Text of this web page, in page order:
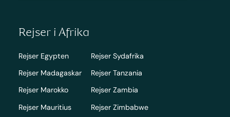
Rejser i Afrika
Rejser Egypten
Rejser Madagaskar
Rejser Marokko
Rejser Mauritius
Rejser Sydafrika
Rejser Tanzania
Rejser Zambia
Rejser Zimbabwe